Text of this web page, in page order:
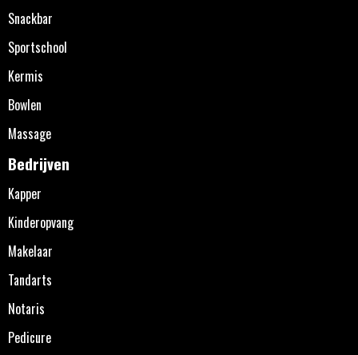
Snackbar
Sportschool
Kermis
Bowlen
Massage
Bedrijven
Kapper
Kinderopvang
Makelaar
Tandarts
Notaris
Pedicure